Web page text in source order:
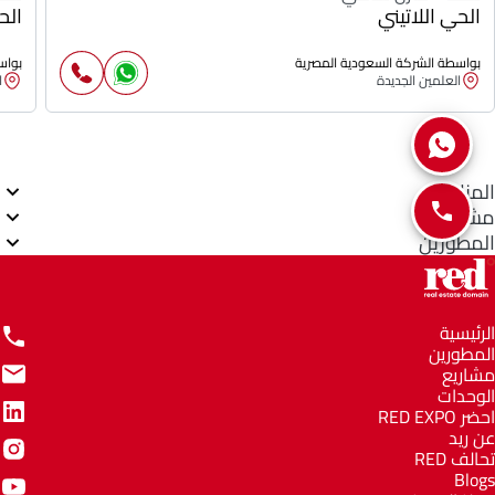
الحي اللاتيني
بواسطة الشركة السعودية المصرية
العلمين الجديدة
المناطق
مشاريع
المطورين
الرئيسية
المطورين
مشاريع
الوحدات
احضر RED EXPO
عن ريد
تحالف RED
Blogs